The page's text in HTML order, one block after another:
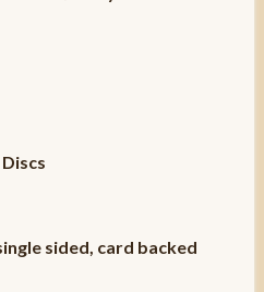
sided, card backed